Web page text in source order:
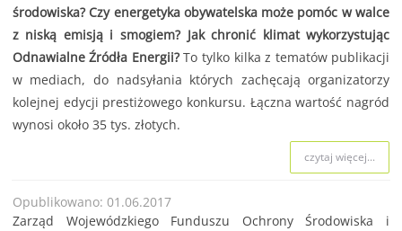
środowiska? Czy energetyka obywatelska może pomóc w walce
z niską emisją i smogiem? Jak chronić klimat wykorzystując
Odnawialne Źródła Energii?To tylko kilka z tematów publikacji
w mediach, do nadsyłania których zachęcają organizatorzy
kolejnej edycji prestiżowego konkursu. Łączna wartość nagród
wynosi około 35 tys. złotych.
czytaj więcej...
Opublikowano: 01.06.2017
Zarząd Wojewódzkiego Funduszu Ochrony Środowiska i